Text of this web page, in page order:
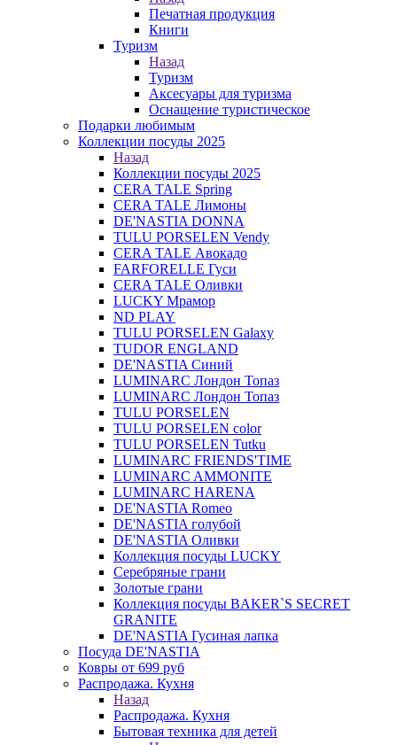
Печатная продукция
Книги
Туризм
Назад
Туризм
Аксесуары для туризма
Оснащение туристическое
Подарки любимым
Коллекции посуды 2025
Назад
Коллекции посуды 2025
CERA TALE Spring
CERA TALE Лимоны
DE'NASTIA DONNA
TULU PORSELEN Vendy
CERA TALE Авокадо
FARFORELLE Гуси
CERA TALE Оливки
LUCKY Мрамор
ND PLAY
TULU PORSELEN Galaxy
TUDOR ENGLAND
DE'NASTIA Синий
LUMINARC Лондон Топаз
LUMINARC Лондон Топаз
TULU PORSELEN
TULU PORSELEN color
TULU PORSELEN Tutku
LUMINARC FRIENDS'TIME
LUMINARC AMMONITE
LUMINARC HARENA
DE'NASTIA Romeo
DE'NASTIA голубой
DE'NASTIA Оливки
Коллекция посуды LUCKY
Серебряные грани
Золотые грани
Коллекция посуды BAKER`S SECRET
GRANITE
DE'NASTIA Гусиная лапка
Посуда DE'NASTIA
Ковры от 699 руб
Распродажа. Кухня
Назад
Распродажа. Кухня
Бытовая техника для детей